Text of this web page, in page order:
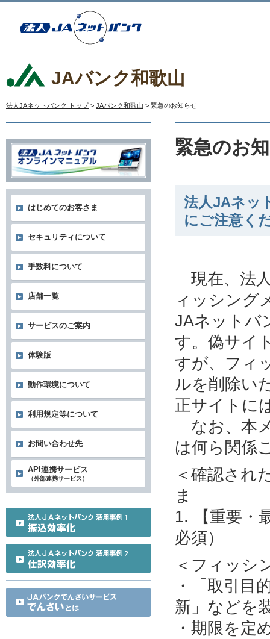
JAバンク和歌山
法人JAネットバンク トップ > JAバンク和歌山 > 緊急のお知らせ
緊急のお
法人JAネッ
にご注意く
現在、法
ィッシング
JAネットバ
す。偽サイ
すが、フィ
ルを削除い
正サイトに
なお、本
は何ら関係
＜確認され
ま
1. 【重要・
必須）
＜フィッシ
・「取引目
新」などを
・期限を定
はじめてのお客さま
セキュリティについて
手数料について
店舗一覧
サービスのご案内
体験版
動作環境について
利用規定等について
お問い合わせ先
API連携サービス
（外部連携サービス）